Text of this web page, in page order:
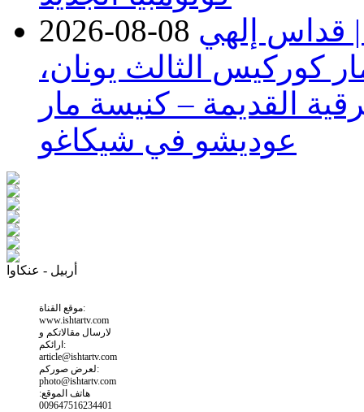
2026-08-08 | قداس إلهي
كوركيس الثالث يونان،
القديمة – كنيسة مار
عوديشو في شيكاغو
أربيل - عنكاوا
موقع القناة:
www.ishtartv.com
لارسال مقالاتكم و
ارائكم:
article@ishtartv.com
لعرض صوركم:
photo@ishtartv.com
هاتف الموقع:
009647516234401